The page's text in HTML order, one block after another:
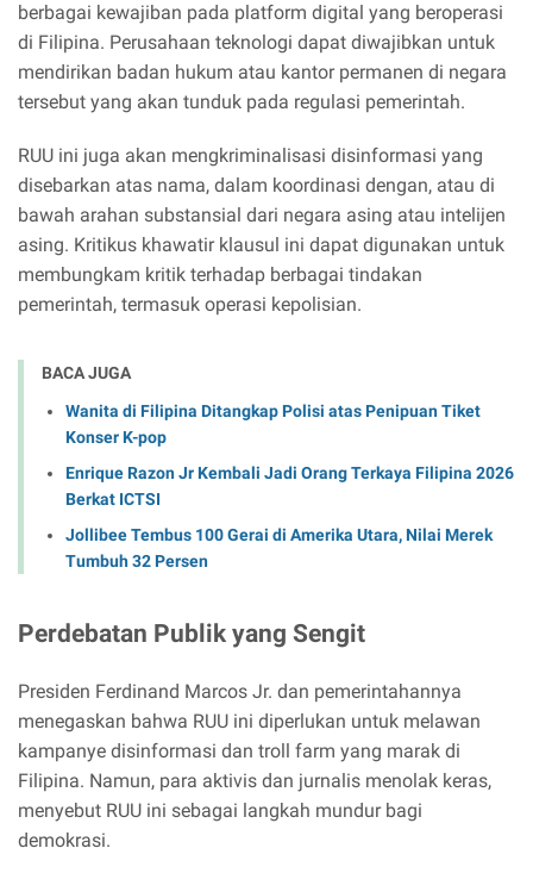
berbagai kewajiban pada platform digital yang beroperasi
di Filipina. Perusahaan teknologi dapat diwajibkan untuk
mendirikan badan hukum atau kantor permanen di negara
tersebut yang akan tunduk pada regulasi pemerintah.
RUU ini juga akan mengkriminalisasi disinformasi yang
disebarkan atas nama, dalam koordinasi dengan, atau di
bawah arahan substansial dari negara asing atau intelijen
asing. Kritikus khawatir klausul ini dapat digunakan untuk
membungkam kritik terhadap berbagai tindakan
pemerintah, termasuk operasi kepolisian.
BACA JUGA
Wanita di Filipina Ditangkap Polisi atas Penipuan Tiket
Konser K-pop
Enrique Razon Jr Kembali Jadi Orang Terkaya Filipina 2026
Berkat ICTSI
Jollibee Tembus 100 Gerai di Amerika Utara, Nilai Merek
Tumbuh 32 Persen
Perdebatan Publik yang Sengit
Presiden Ferdinand Marcos Jr. dan pemerintahannya
menegaskan bahwa RUU ini diperlukan untuk melawan
kampanye disinformasi dan troll farm yang marak di
Filipina. Namun, para aktivis dan jurnalis menolak keras,
menyebut RUU ini sebagai langkah mundur bagi
demokrasi.